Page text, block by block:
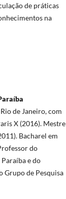
de práticas
na
de Janeiro, com
X (2016). Mestre
Bacharel em
do
e do
Grupo de Pesquisa